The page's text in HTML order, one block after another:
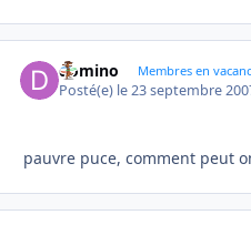
domino Membres en
Posté(e) le 23 septembre
pauvre puce, comment peut